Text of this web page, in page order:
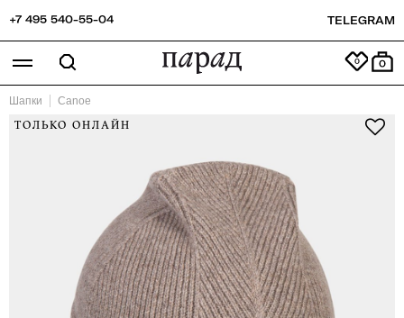
+7 495 540-55-04 TELEGRAM
0
Шапки Canoe
ТОЛЬКО ОНЛАЙН